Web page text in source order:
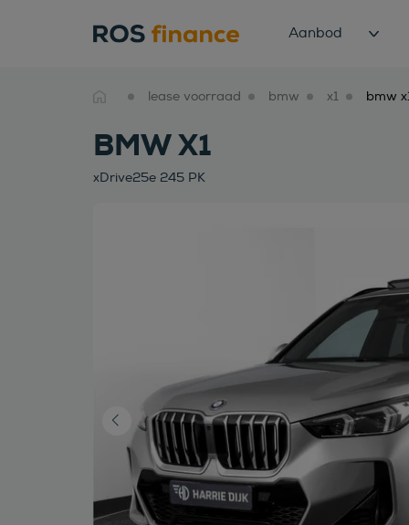
Aanbod
lease voorraad bmw x1
BMW X1
xDrive25e 245 PK